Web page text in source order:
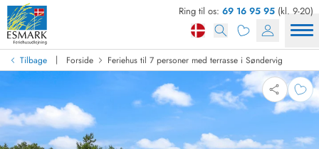
Ring til os: 69 16 95 95 (kl. 9-20)
Tilbage | Forside Feriehus til 7 personer med terrasse i Søndervig